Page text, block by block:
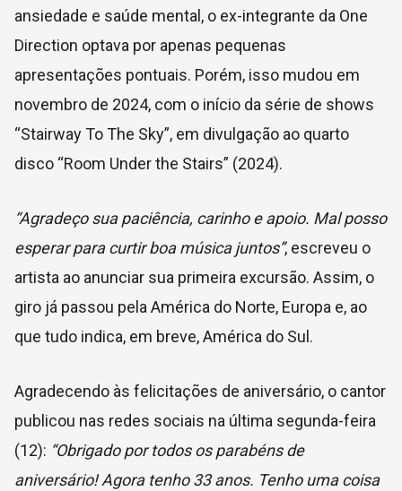
ansiedade e saúde mental, o ex-integrante da One
Direction optava por apenas pequenas
apresentações pontuais. Porém, isso mudou em
novembro de 2024, com o início da série de shows
“Stairway To The Sky”, em divulgação ao quarto
disco “Room Under the Stairs” (2024).
“Agradeço sua paciência, carinho e apoio. Mal posso
esperar para curtir boa música juntos”, escreveu o
artista ao anunciar sua primeira excursão. Assim, o
giro já passou pela América do Norte, Europa e, ao
que tudo indica, em breve, América do Sul.
Agradecendo às felicitações de aniversário, o cantor
publicou nas redes sociais na última segunda-feira
(12): “Obrigado por todos os parabéns de
aniversário! Agora tenho 33 anos. Tenho uma coisa